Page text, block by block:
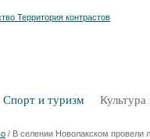
Спорт и туризм Культура
/ В селении Новолакском провели